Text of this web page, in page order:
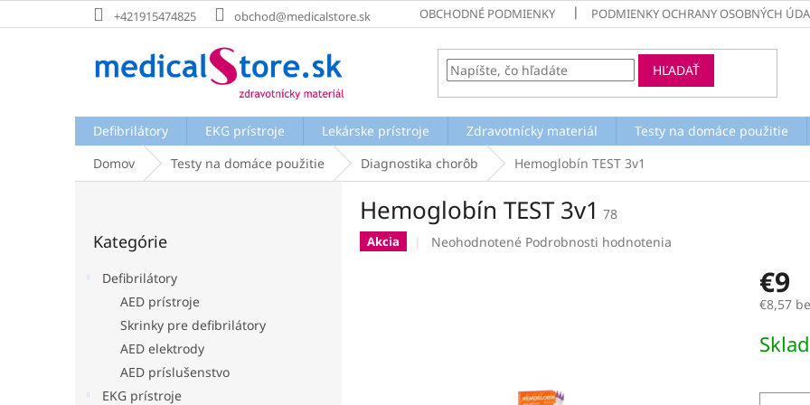
na
+421915474825 obchod@medicalstore.sk OBCHODNÉ PODMIENKY PODMIENKY OCHRANY OSOBNÝCH
HĽADAŤ
Defibrilátory EKG prístroje Lekárske prístroje Zdravotnícky materiál Testy na domáce použitie
Domov
Testy na domáce použitie Diagnostika chorôb Hemoglobín TEST 3v1
kategórie
Kategórie
Defibrilátory
AED prístroje
Skrinky pre defibrilátory
AED elektrody
AED príslušenstvo
EKG prístroje
Hemoglobín TEST 3v1 78
Akcia
Priemerné
Neohodnotené Podrobnosti hodnotenia
€9
€8,57
cena: